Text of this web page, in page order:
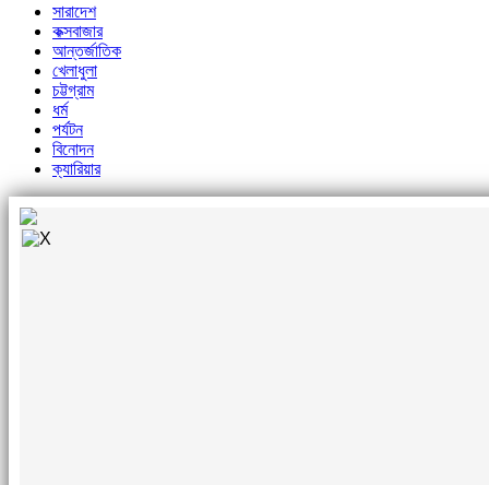
সারাদেশ
কক্সবাজার
আন্তর্জাতিক
খেলাধুলা
চট্টগ্রাম
ধর্ম
পর্যটন
বিনোদন
ক্যারিয়ার